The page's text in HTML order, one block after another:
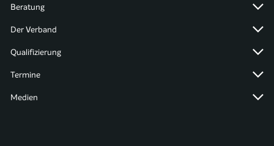
Beratung
Der Verband
Qualifizierung
Termine
Medien